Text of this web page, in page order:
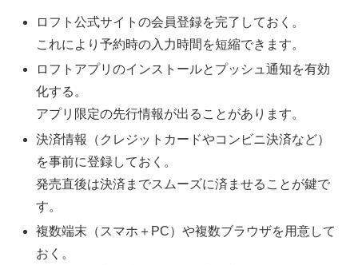
ロフト公式サイトの会員登録を完了しておく。
これにより予約時の入力時間を短縮できます。
ロフトアプリのインストールとプッシュ通知を有効
化する。
アプリ限定の先行情報が出ることがあります。
決済情報（クレジットカードやコンビニ決済など）
を事前に登録しておく。
発売直後は決済までスムーズに済ませることが鍵で
す。
複数端末（スマホ＋PC）や複数ブラウザを用意して
おく。